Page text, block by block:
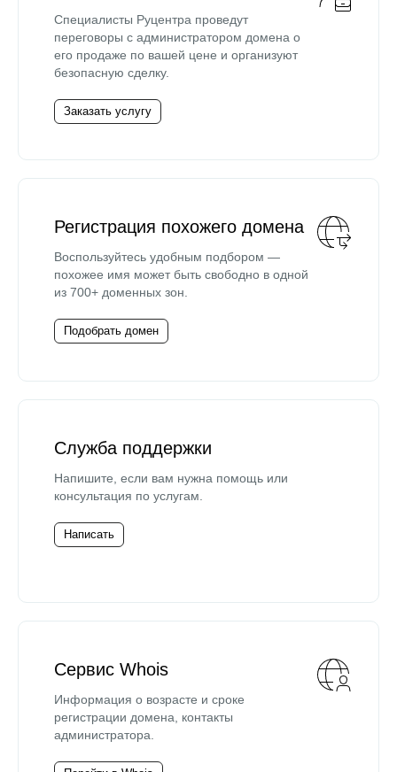
Специалисты Руцентра проведут
переговоры с администратором домена о
его продаже по вашей цене и организуют
безопасную сделку.
Заказать услугу
Регистрация похожего домена
Воспользуйтесь удобным подбором —
похожее имя может быть свободно в одной
из 700+ доменных зон.
Подобрать домен
Служба поддержки
Напишите, если вам нужна помощь или
консультация по услугам.
Написать
Сервис Whois
Информация о возрасте и сроке
регистрации домена, контакты
администратора.